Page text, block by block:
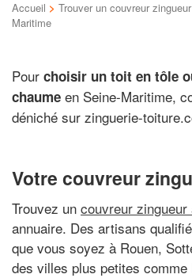
Accueil > Trouver un couvreur zingueur
Maritime
Pour choisir un toit en tôle
chaume en Seine-Maritime,
déniché sur zinguerie-
Votre couvreur
Trouvez un couvreur
annuaire. Des artisans
que vous soyez à Rouen,
des villes plus petites comme